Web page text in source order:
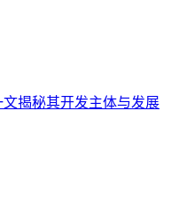
揭秘其开发主体与发展